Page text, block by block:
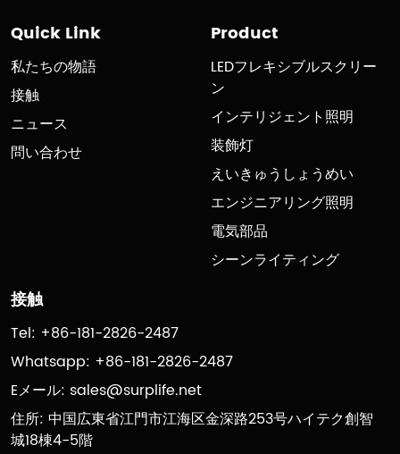
Quick Link
私たちの物語
接触
ニュース
問い合わせ
Product
LEDフレキシブルスクリー
ン
インテリジェント照明
装飾灯
えいきゅうしょうめい
エンジニアリング照明
電気部品
シーンライティング
接触
Tel: +86-181-2826-2487
Whatsapp: +86-181-2826-2487
Eメール: sales@surplife.net
住所: 中国広東省江門市江海区金深路253号ハイテク創智
城18棟4-5階